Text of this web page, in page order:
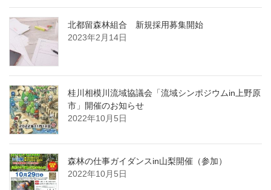
北都留森林組合 新規採用募集開始
2023年2月14日
桂川相模川流域協議会「流域シンポジウムin上野原
市」開催のお知らせ
2022年10月5日
森林の仕事ガイダンスin山梨開催（参加）
2022年10月5日